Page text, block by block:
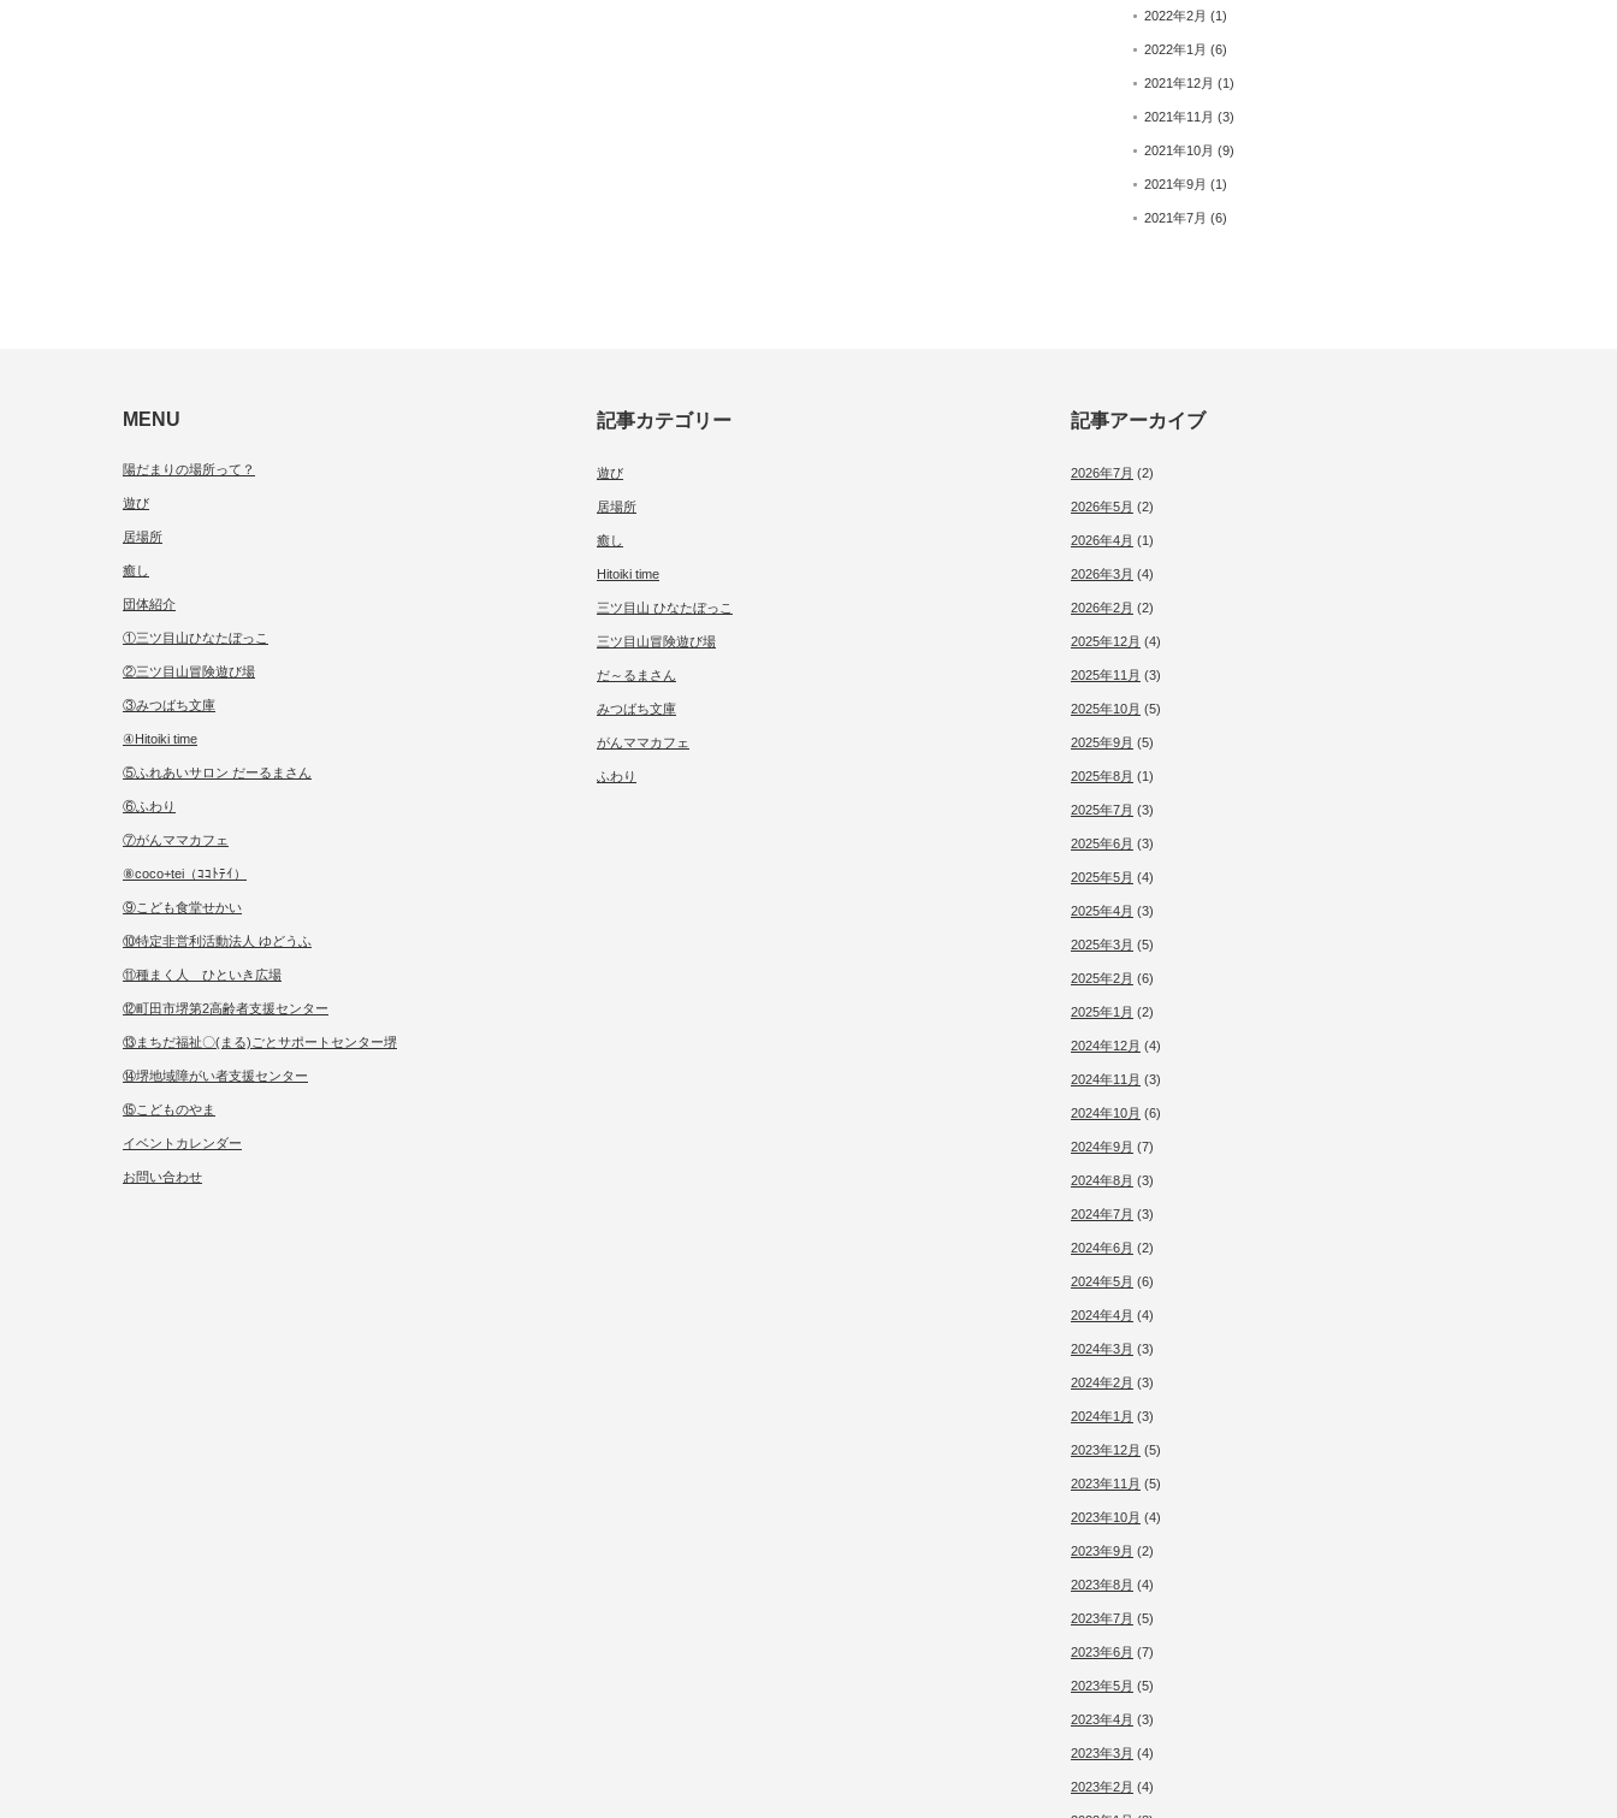
2022年2月 (1)
2022年1月 (6)
2021年12月 (1)
2021年11月 (3)
2021年10月 (9)
2021年9月 (1)
2021年7月 (6)
MENU
陽だまりの場所って？
遊び
居場所
癒し
団体紹介
①三ツ目山ひなたぼっこ
②三ツ目山冒険遊び場
③みつばち文庫
④Hitoiki time
⑤ふれあいサロン だーるまさん
⑥ふわり
⑦がんママカフェ
⑧coco+tei（ｺｺﾄﾃｲ）
⑨こども食堂せかい
⑩特定非営利活動法人 ゆどうふ
⑪種まく人 ひといき広場
⑫町田市堺第2高齢者支援センター
⑬まちだ福祉〇(まる)ごとサポートセンター堺
⑭堺地域障がい者支援センター
⑮こどものやま
イベントカレンダー
お問い合わせ
記事カテゴリー
遊び
居場所
癒し
Hitoiki time
三ツ目山 ひなたぼっこ
三ツ目山冒険遊び場
だ～るまさん
みつばち文庫
がんママカフェ
ふわり
記事アーカイブ
2026年7月 (2)
2026年5月 (2)
2026年4月 (1)
2026年3月 (4)
2026年2月 (2)
2025年12月 (4)
2025年11月 (3)
2025年10月 (5)
2025年9月 (5)
2025年8月 (1)
2025年7月 (3)
2025年6月 (3)
2025年5月 (4)
2025年4月 (3)
2025年3月 (5)
2025年2月 (6)
2025年1月 (2)
2024年12月 (4)
2024年11月 (3)
2024年10月 (6)
2024年9月 (7)
2024年8月 (3)
2024年7月 (3)
2024年6月 (2)
2024年5月 (6)
2024年4月 (4)
2024年3月 (3)
2024年2月 (3)
2024年1月 (3)
2023年12月 (5)
2023年11月 (5)
2023年10月 (4)
2023年9月 (2)
2023年8月 (4)
2023年7月 (5)
2023年6月 (7)
2023年5月 (5)
2023年4月 (3)
2023年3月 (4)
2023年2月 (4)